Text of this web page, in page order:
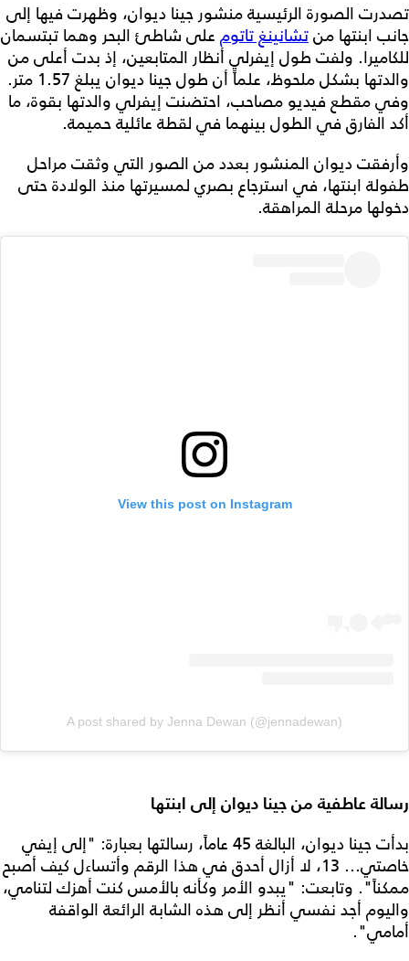
تصدرت الصورة الرئيسية منشور جينا ديوان، وظهرت فيها إلى
جانب ابنتها منتشانينغ تاتوم على شاطئ البحر وهما تبتسمان
للكاميرا. ولفت طول إيفرلي أنظار المتابعين، إذ بدت أعلى من
والدتها بشكل ملحوظ، علماً أن طول جينا ديوان يبلغ 1.57 متر.
وفي مقطع فيديو مصاحب، احتضنت إيفرلي والدتها بقوة، ما
أكد الفارق في الطول بينهما في لقطة عائلية حميمة.
وأرفقت ديوان المنشور بعدد من الصور التي وثقت مراحل
طفولة ابنتها، في استرجاع بصري لمسيرتها منذ الولادة حتى
دخولها مرحلة المراهقة.
View this post on Instagram
A post shared by Jenna Dewan (@jennadewan)
رسالة عاطفية من جينا ديوان إلى ابنتها
بدأت جينا ديوان، البالغة 45 عاماً، رسالتها بعبارة: "إلى إيفي
خاصتي... 13، لا أزال أحدق في هذا الرقم وأتساءل كيف أصبح
ممكناً". وتابعت: "يبدو الأمر وكأنه بالأمس كنت أهزك لتنامي،
واليوم أجد نفسي أنظر إلى هذه الشابة الرائعة الواقفة
أمامي".